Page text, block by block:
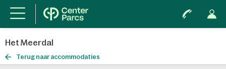
Het Meerdal
Terug naar accommodaties